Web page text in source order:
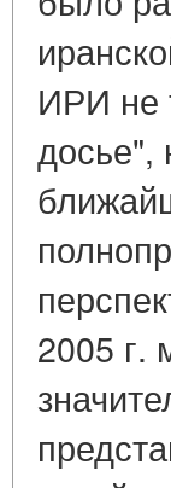
ИРИ не
досье",
2005 г.